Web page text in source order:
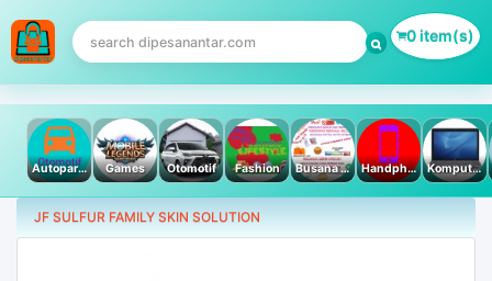
0 item(s)
Autoparts Games Otomotif Fashion Busana Muslim Handphone & Tablet Komputer PC & Laptop
JF SULFUR FAMILY SKIN SOLUTION